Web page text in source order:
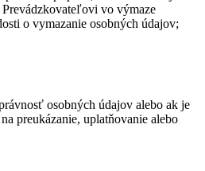
Prevádzkovateľovi vo výmaze
o vymazanie osobných údajov;
osobných údajov alebo ak je
preukázanie, uplatňovanie alebo